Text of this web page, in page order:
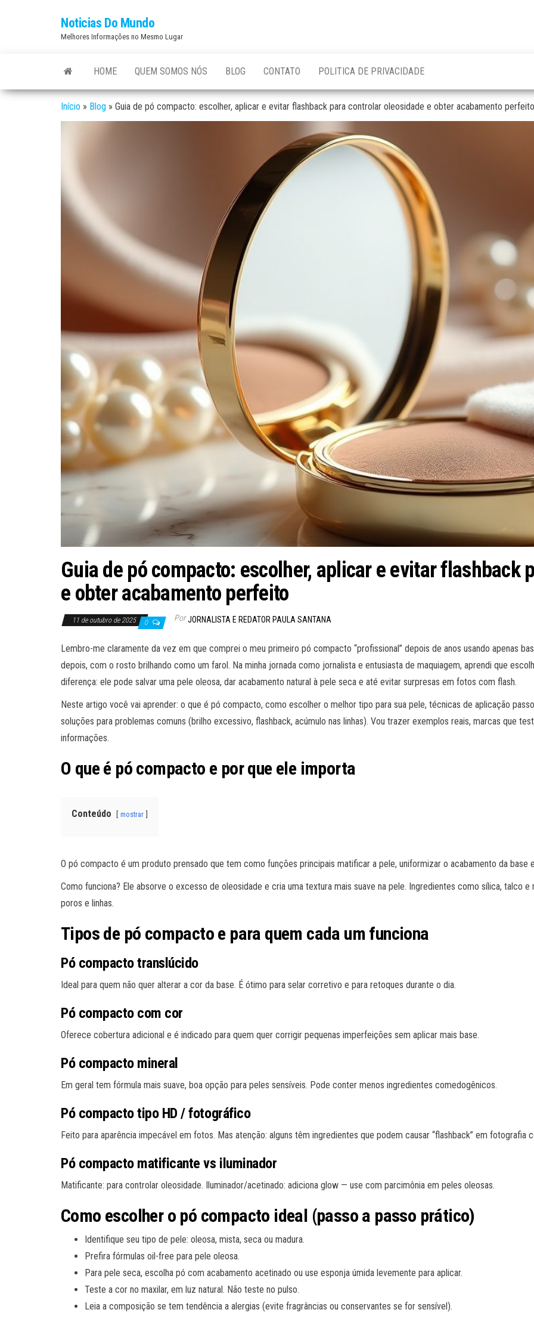
Noticias Do Mundo
Melhores Informações no Mesmo Lugar
HOME QUEM SOMOS NÓS BLOG CONTATO POLITICA DE PRIVACIDADE
Início » Blog » Guia de pó compacto: escolher, aplicar e evitar flashback para controlar oleosidade e obter acabamento perfeito
Guia de pó compacto: escolher, aplicar e evitar flashback
e obter acabamento perfeito
11 de outubro de 2025 0 Por JORNALISTA E REDATOR PAULA SANTANA
Lembro-me claramente da vez em que comprei o meu primeiro pó compacto “profissional” depois de anos usando apenas
depois, com o rosto brilhando como um farol. Na minha jornada como jornalista e entusiasta de maquiagem, aprendi que
diferença: ele pode salvar uma pele oleosa, dar acabamento natural à pele seca e até evitar surpresas em fotos com flash.
Neste artigo você vai aprender: o que é pó compacto, como escolher o melhor tipo para sua pele, técnicas de aplicação
soluções para problemas comuns (brilho excessivo, flashback, acúmulo nas linhas). Vou trazer exemplos reais, marcas que
informações.
O que é pó compacto e por que ele importa
Conteúdo mostrar
O pó compacto é um produto prensado que tem como funções principais matificar a pele, uniformizar o acabamento da base
Como funciona? Ele absorve o excesso de oleosidade e cria uma textura mais suave na pele. Ingredientes como sílica, talco
poros e linhas.
Tipos de pó compacto e para quem cada um funciona
Pó compacto translúcido
Ideal para quem não quer alterar a cor da base. É ótimo para selar corretivo e para retoques durante o dia.
Pó compacto com cor
Oferece cobertura adicional e é indicado para quem quer corrigir pequenas imperfeições sem aplicar mais base.
Pó compacto mineral
Em geral tem fórmula mais suave, boa opção para peles sensíveis. Pode conter menos ingredientes comedogênicos.
Pó compacto tipo HD / fotográfico
Feito para aparência impecável em fotos. Mas atenção: alguns têm ingredientes que podem causar “flashback” em fotografia
Pó compacto matificante vs iluminador
Matificante: para controlar oleosidade. Iluminador/acetinado: adiciona glow — use com parcimônia em peles oleosas.
Como escolher o pó compacto ideal (passo a passo prático)
Identifique seu tipo de pele: oleosa, mista, seca ou madura.
Prefira fórmulas oil-free para pele oleosa.
Para pele seca, escolha pó com acabamento acetinado ou use esponja úmida levemente para aplicar.
Teste a cor no maxilar, em luz natural. Não teste no pulso.
Leia a composição se tem tendência a alergias (evite fragrâncias ou conservantes se for sensível).